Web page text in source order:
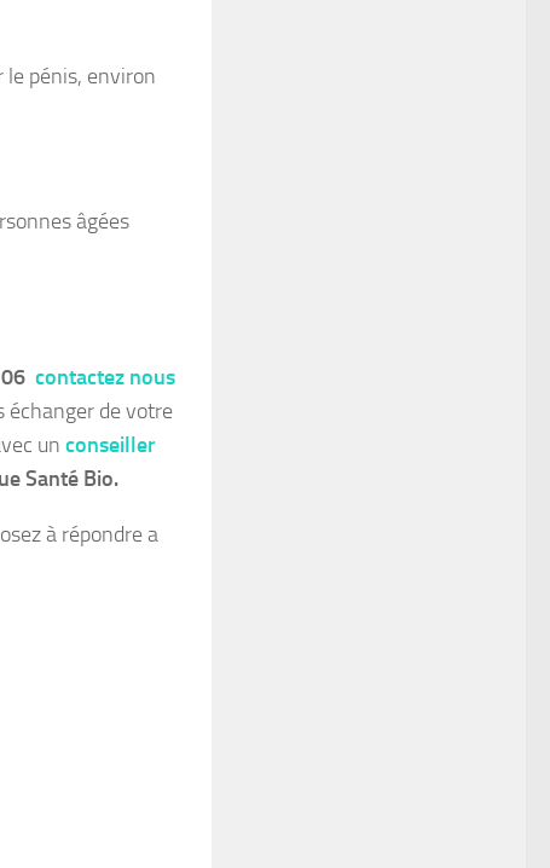
le pénis, environ
âgées
contactez nous
échanger de votre
un conseiller
Santé Bio.
à répondre a